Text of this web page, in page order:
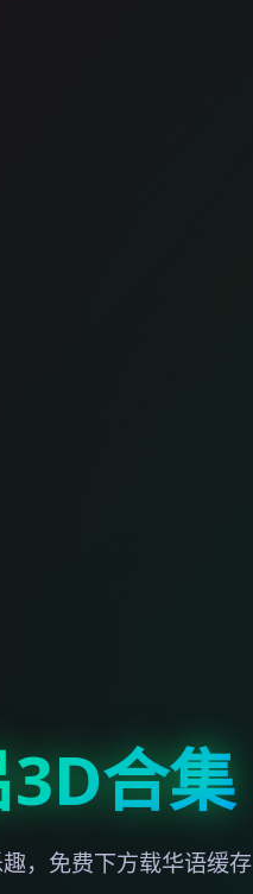
合集
，免费下方载华语缓存